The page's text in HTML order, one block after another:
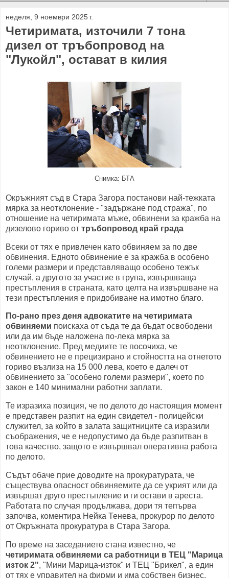
неделя, 9 ноември 2025 г.
Четиримата, източили 7 тона
дизел от тръбопровод на
"Лукойл", остават в килия
Снимка: БТА
Окръжният съд в Стара Загора постанови най-тежката
мярка за неотклонение - "задържане под стража", по
отношение на четиримата мъже, обвинени за кражба на
дизелово гориво от тръбопровод край града
Всеки от тях е привлечен като обвиняем за по две
обвинения. Едното обвинение е за кражба в особено
големи размери и представляващо особено тежък
случай, а другото за участие в група, извършваща
престъпления в страната, като целта на извършване на
тези престъпления е придобиване на имотно благо.
По-рано през деня адвокатите на четиримата
обвиняеми поискаха от съда те да бъдат освободени
или да им бъде наложена по-лека мярка за
неотклонение. Пред медиите те посочиха, че
обвинението не е прецизирано и стойността на отнетото
гориво възлиза на 15 000 лева, което е далеч от
обвинението за "особено големи размери", което по
закон е 140 минимални работни заплати.
Те изразиха позиция, че по делото до настоящия момент
е представен разпит на един свидетел - полицейски
служител, за който в залата защитниците са изразили
съображения, че е недопустимо да бъде разпитван в
това качество, защото е извършвал оперативна работа
по делото.
Съдът обаче прие доводите на прокуратурата, че
съществува опасност обвиняемите да се укрият или да
извършат друго престъпление и ги остави в ареста.
Работата по случая продължава, дори тя тепърва
започва, коментира Нейка Тенева, прокурор по делото
от Окръжната прокуратура в Стара Загора.
По време на заседанието стана известно, че
четиримата обвиняеми са работници в ТЕЦ "Марица
изток 2", "Мини Марица-изток" и ТЕЦ "Брикел", а един
от тях е управител на фирми и има собствен бизнес.